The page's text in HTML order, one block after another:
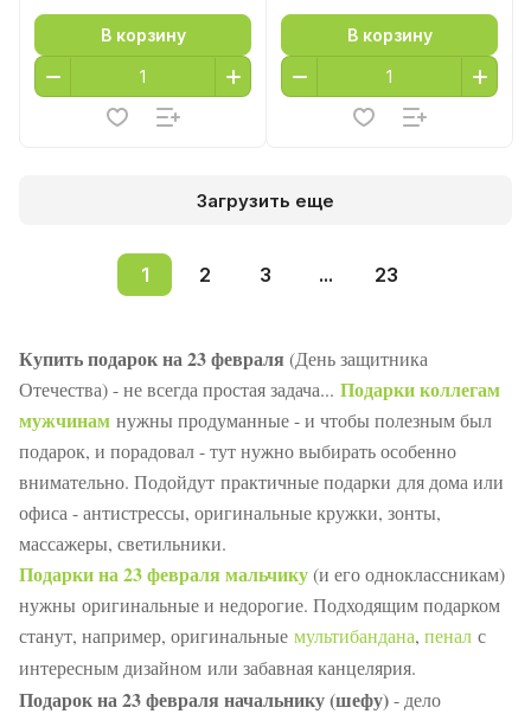
В корзину В корзину
Загрузить еще
1 2 3 ... 23
Купить подарок на 23 февраля (День защитника
Отечества) - не всегда простая задача... Подарки коллегам
мужчинам нужны продуманные - и чтобы полезным был
подарок, и порадовал - тут нужно выбирать особенно
внимательно. Подойдут практичные подарки для дома или
офиса - антистрессы, оригинальные кружки, зонты,
массажеры, светильники.
Подарки на 23 февраля мальчику(и его одноклассникам)
нужны оригинальные и недорогие. Подходящим подарком
станут, например, оригинальные мультибандана, пенал с
интересным дизайном или забавная канцелярия.
Подарок на 23 февраля начальнику (шефу)- дело